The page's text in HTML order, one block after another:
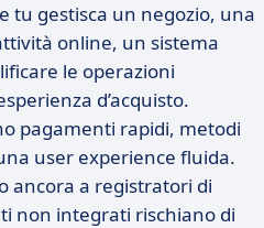
tu gestisca un negozio, una
online, un sistema
le operazioni
d’acquisto.
pagamenti rapidi, metodi
user experience fluida.
ancora a registratori di
non integrati rischiano di